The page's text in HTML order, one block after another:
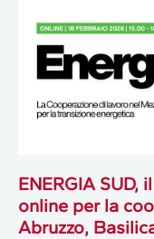
ENERGIA SUD,
online per la
Abruzzo,